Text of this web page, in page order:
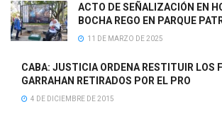
ACTO DE SEÑALIZACIÓN EN
BOCHA REGO EN PARQUE
11 DE MARZO DE 2025
CABA: JUSTICIA ORDENA RESTITUIR LOS
GARRAHAN RETIRADOS POR EL PRO
4 DE DICIEMBRE DE 2015